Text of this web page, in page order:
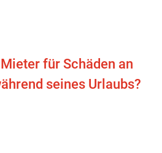
für Schäden an
seines Urlaubs?